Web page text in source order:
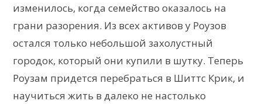
изменилось, когда семейство оказалось на
грани разорения. Из всех активов у Роузов
остался только небольшой захолустный
городок, который они купили в шутку. Теперь
Роузам придется перебраться в Шиттс Крик, и
научиться жить в далеко не настолько